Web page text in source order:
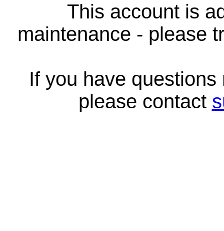
This account is
maintenance - please
If you have
please contact